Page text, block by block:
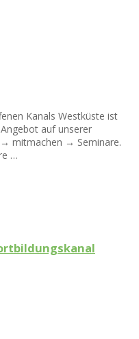
Kanals Westküste ist
auf unserer
mitmachen → Seminare.
…